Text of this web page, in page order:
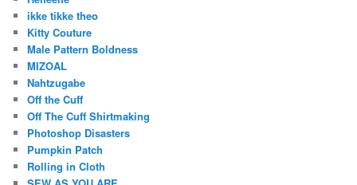
ikke tikke theo
Kitty Couture
Male Pattern Boldness
MIZOAL
Nahtzugabe
Off the Cuff
Off The Cuff Shirtmaking
Photoshop Disasters
Pumpkin Patch
Rolling in Cloth